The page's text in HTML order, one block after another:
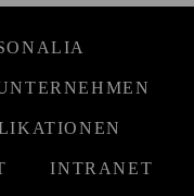
INTRANET